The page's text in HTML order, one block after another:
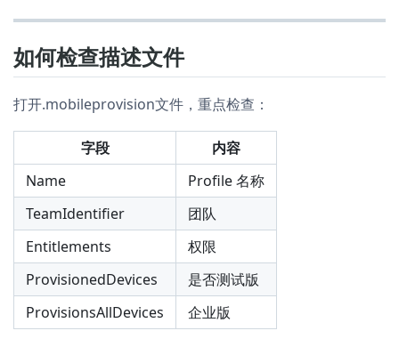
如何检查描述文件
打开.mobileprovision文件，重点检查：
字段
内容
Name
Profile 名称
TeamIdentifier
团队
Entitlements
权限
ProvisionedDevices
是否测试版
ProvisionsAllDevices
企业版